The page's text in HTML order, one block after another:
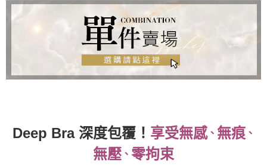
Deep Bra 深度包覆！ 享受無感、 無痕、
無壓 、 零拘束